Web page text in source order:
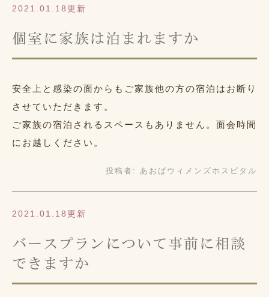
2021.01.18更新
個室に家族は泊まれますか
安全上と感染の面からもご家族他の方の宿泊はお断り
させていただきます。
ご家族の宿泊されるスペースもありません。面会時間
にお越しください。
投稿者: あおばウィメンズホスピタル
2021.01.18更新
バースプランについて事前に相談
できますか